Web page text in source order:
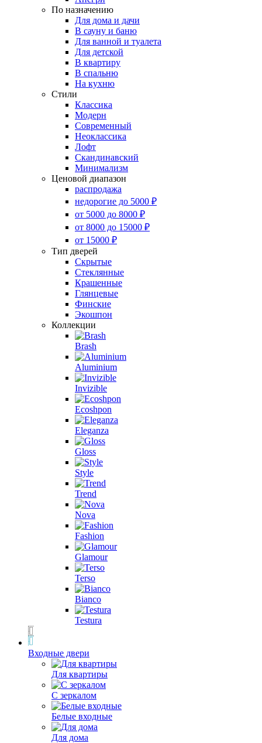
По назначению
Для дома и дачи
В сауну и баню
Для ванной и туалета
Для детской
В квартиру
В спальню
На кухню
Стили
Классика
Модерн
Современный
Неоклассика
Лофт
Скандинавский
Минимализм
Ценовой диапазон
распродажа
недорогие до 5000 ₽
от 5000 до 8000 ₽
от 8000 до 15000 ₽
от 15000 ₽
Тип дверей
Скрытые
Стеклянные
Крашенные
Глянцевые
Финские
Экошпон
Коллекции
Brash
Aluminium
Invizible
Ecoshpon
Eleganza
Gloss
Style
Trend
Nova
Fashion
Glamour
Terso
Bianco
Testura
Входные двери
Для квартиры
С зеркалом
Белые входные
Для дома